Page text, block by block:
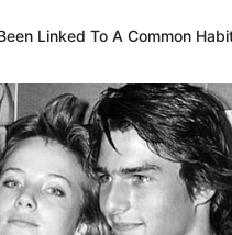
Makanan Gagal
Bikin Kamu
Linked To A Common